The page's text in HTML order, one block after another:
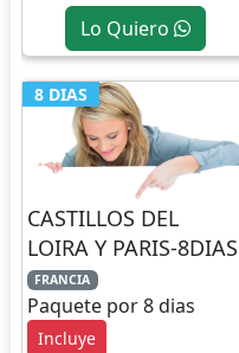
Lo Quiero
8 DIAS
CASTILLOS DEL
LOIRA Y PARIS-8DIAS
FRANCIA
Paquete por 8 dias
Incluye